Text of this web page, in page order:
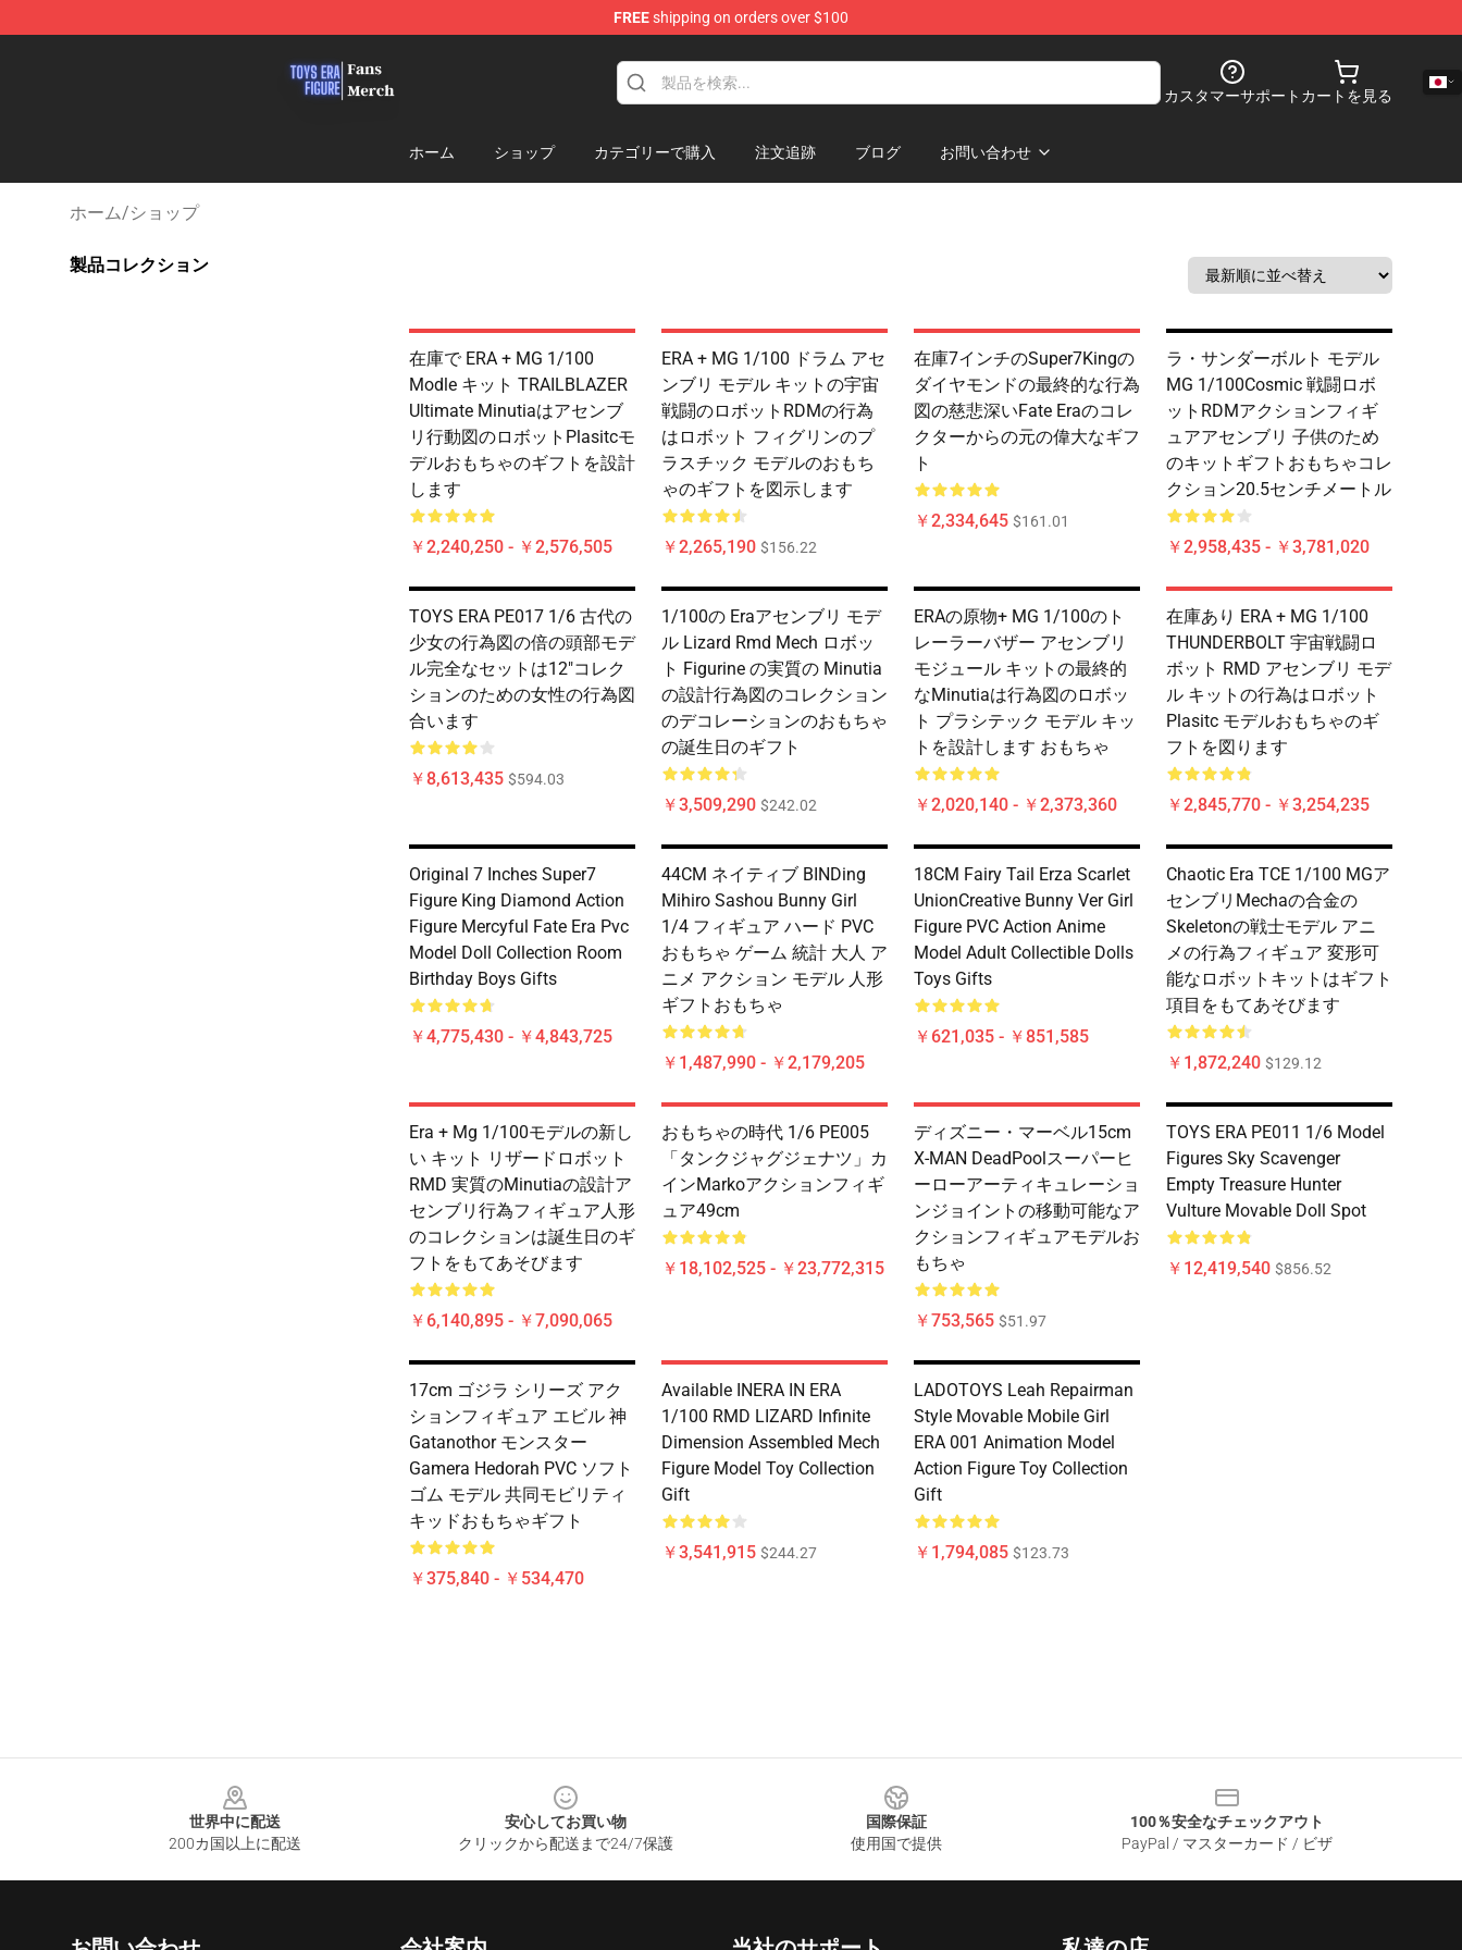
FREEshipping on orders over $100
カスタマーサポート カートを見る
ホーム ショップ カテゴリーで購入 注文追跡 ブログ お問い合わせ
ホーム/ショップ
製品コレクション
在庫で ERA + MG 1/100
Modle キット TRAILBLAZER
Ultimate Minutiaはアセンブ
リ行動図のロボットPlasitcモ
デルおもちゃのギフトを設計
します
￥2,240,250 - ￥2,576,505
ERA + MG 1/100 ドラム アセ
ンブリ モデル キットの宇宙
戦闘のロボットRDMの行為
はロボット フィグリンのプ
ラスチック モデルのおもち
ゃのギフトを図示します
￥2,265,190 $156.22
在庫7インチのSuper7Kingの
ダイヤモンドの最終的な行為
図の慈悲深いFate Eraのコレ
クターからの元の偉大なギフ
ト
￥2,334,645 $161.01
ラ・サンダーボルト モデル
MG 1/100Cosmic 戦闘ロボ
ットRDMアクションフィギ
ュアアセンブリ 子供のため
のキットギフトおもちゃコレ
クション20.5センチメートル
￥2,958,435 - ￥3,781,020
TOYS ERA PE017 1/6 古代の
少女の行為図の倍の頭部モデ
ル完全なセットは12"コレク
ションのための女性の行為図
合います
￥8,613,435 $594.03
1/100の Eraアセンブリ モデ
ル Lizard Rmd Mech ロボッ
ト Figurine の実質の Minutia
の設計行為図のコレクション
のデコレーションのおもちゃ
の誕生日のギフト
￥3,509,290 $242.02
ERAの原物+ MG 1/100のト
レーラーバザー アセンブリ
モジュール キットの最終的
なMinutiaは行為図のロボッ
ト プラシテック モデル キッ
トを設計します おもちゃ
￥2,020,140 - ￥2,373,360
在庫あり ERA + MG 1/100
THUNDERBOLT 宇宙戦闘ロ
ボット RMD アセンブリ モデ
ル キットの行為はロボット
Plasitc モデルおもちゃのギ
フトを図ります
￥2,845,770 - ￥3,254,235
Original 7 Inches Super7
Figure King Diamond Action
Figure Mercyful Fate Era Pvc
Model Doll Collection Room
Birthday Boys Gifts
￥4,775,430 - ￥4,843,725
44CM ネイティブ BINDing
Mihiro Sashou Bunny Girl
1/4 フィギュア ハード PVC
おもちゃ ゲーム 統計 大人 ア
ニメ アクション モデル 人形
ギフトおもちゃ
￥1,487,990 - ￥2,179,205
18CM Fairy Tail Erza Scarlet
UnionCreative Bunny Ver Girl
Figure PVC Action Anime
Model Adult Collectible Dolls
Toys Gifts
￥621,035 - ￥851,585
Chaotic Era TCE 1/100 MGア
センブリMechaの合金の
Skeletonの戦士モデル アニ
メの行為フィギュア 変形可
能なロボットキットはギフト
項目をもてあそびます
￥1,872,240 $129.12
Era + Mg 1/100モデルの新し
い キット リザードロボット
RMD 実質のMinutiaの設計ア
センブリ行為フィギュア人形
のコレクションは誕生日のギ
フトをもてあそびます
￥6,140,895 - ￥7,090,065
おもちゃの時代 1/6 PE005
「タンクジャグジェナツ」カ
インMarkoアクションフィギ
ュア49cm
￥18,102,525 - ￥23,772,315
ディズニー・マーベル15cm
X-MAN DeadPoolスーパーヒ
ーローアーティキュレーショ
ンジョイントの移動可能なア
クションフィギュアモデルお
もちゃ
￥753,565 $51.97
TOYS ERA PE011 1/6 Model
Figures Sky Scavenger
Empty Treasure Hunter
Vulture Movable Doll Spot
￥12,419,540 $856.52
17cm ゴジラ シリーズ アク
ションフィギュア エビル 神
Gatanothor モンスター
Gamera Hedorah PVC ソフト
ゴム モデル 共同モビリティ
キッドおもちゃギフト
￥375,840 - ￥534,470
Available INERA IN ERA
1/100 RMD LIZARD Infinite
Dimension Assembled Mech
Figure Model Toy Collection
Gift
￥3,541,915 $244.27
LADOTOYS Leah Repairman
Style Movable Mobile Girl
ERA 001 Animation Model
Action Figure Toy Collection
Gift
￥1,794,085 $123.73
世界中に配送
200カ国以上に配送
安心してお買い物
クリックから配送まで24/7保護
国際保証
使用国で提供
100％安全なチェックアウト
PayPal / マスターカード / ビザ